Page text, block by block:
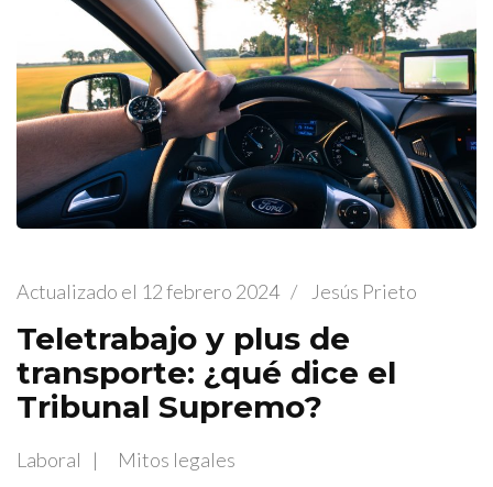
Actualizado el 12 febrero 2024 / Jesús Prieto
Teletrabajo y plus de
transporte: ¿qué dice el
Tribunal Supremo?
Laboral Mitos legales